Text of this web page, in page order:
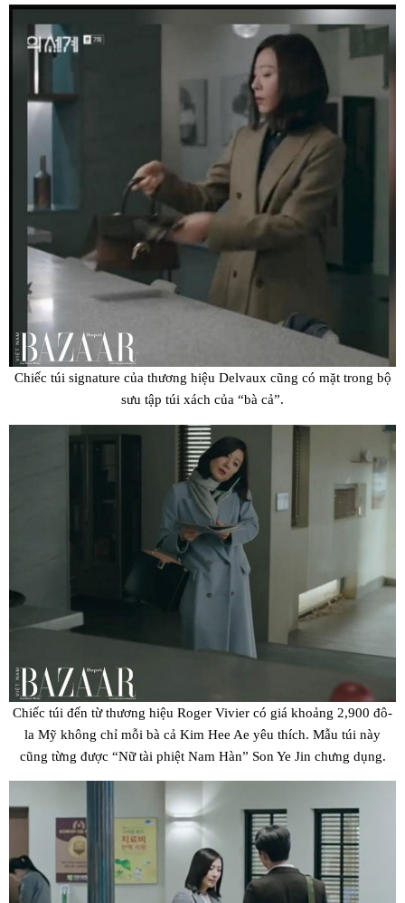
Chiếc túi signature của thương hiệu Delvaux cũng có mặt trong bộ
sưu tập túi xách của “bà cả”.
Chiếc túi đến từ thương hiệu Roger Vivier có giá khoảng 2,900 đô-
la Mỹ không chỉ mỗi bà cả Kim Hee Ae yêu thích. Mẫu túi này
cũng từng được “Nữ tài phiệt Nam Hàn” Son Ye Jin chưng dụng.